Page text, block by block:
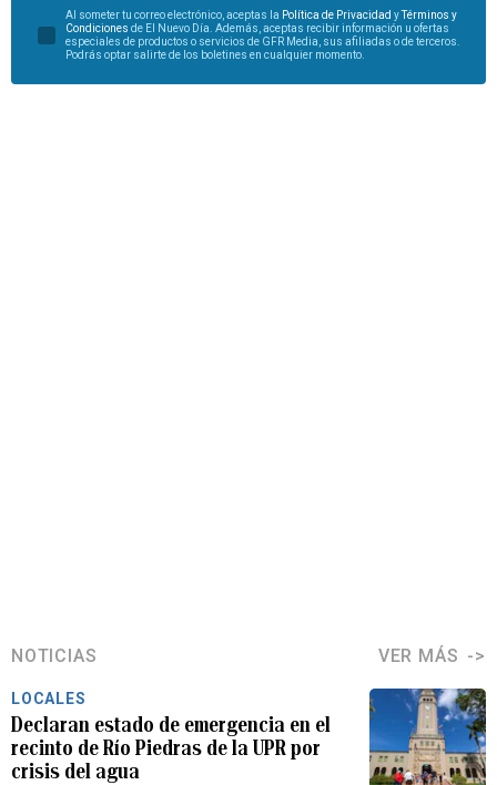
Al someter tu correo electrónico, aceptas la Política de Privacidad yTérminos y
Condiciones de El Nuevo Día. Además, aceptas recibir información u ofertas
especiales de productos o servicios de GFR Media, sus afiliadas o de terceros.
Podrás optar salirte de los boletines en cualquier momento.
NOTICIAS VER MÁS
LOCALES
Declaran estado de emergencia en el
recinto de Río Piedras de la UPR por
crisis del agua